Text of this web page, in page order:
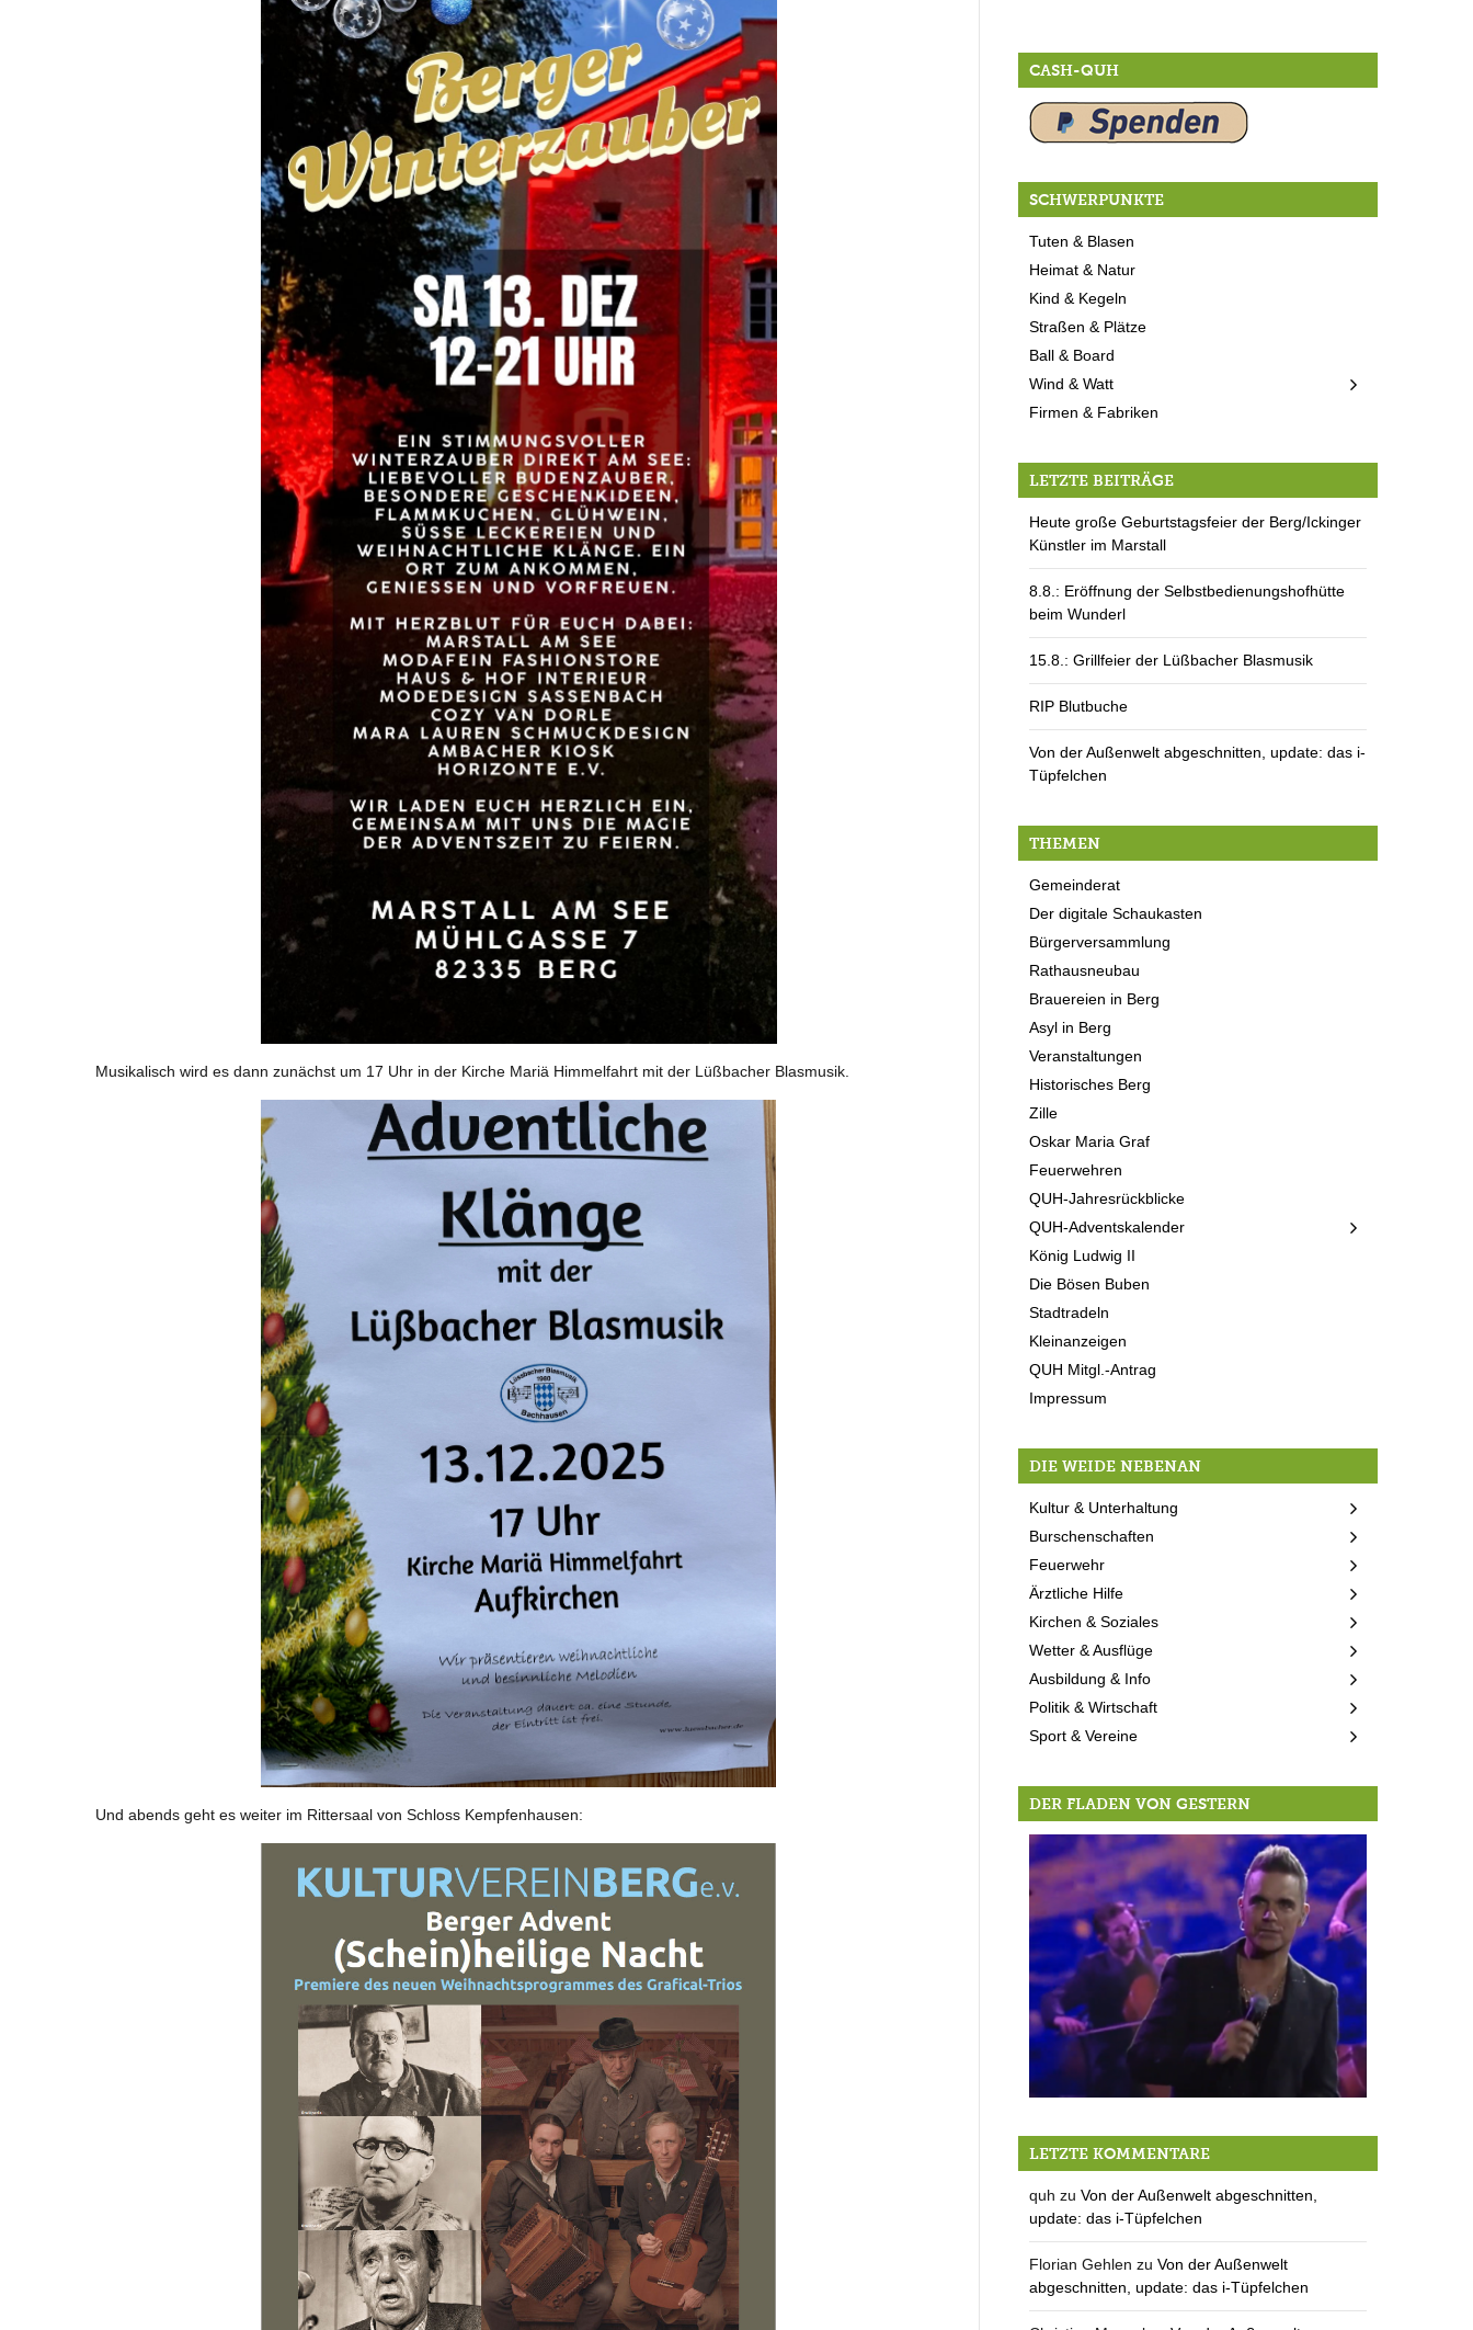
Musikalisch wird es dann zunächst um 17 Uhr in der Kirche Mariä Himmelfahrt mit der Lüßbacher Blasmusik.
Und abends geht es weiter im Rittersaal von Schloss Kempfenhausen:
CASH-QUH
SCHWERPUNKTE
Tuten & Blasen
Heimat & Natur
Kind & Kegeln
Straßen & Plätze
Ball & Board
Wind & Watt
Firmen & Fabriken
LETZTE BEITRÄGE
Heute große Geburtstagsfeier der Berg/Ickinger
Künstler im Marstall
8.8.: Eröffnung der Selbstbedienungshofhütte
beim Wunderl
15.8.: Grillfeier der Lüßbacher Blasmusik
RIP Blutbuche
Von der Außenwelt abgeschnitten, update: das i-
Tüpfelchen
THEMEN
Gemeinderat
Der digitale Schaukasten
Bürgerversammlung
Rathausneubau
Brauereien in Berg
Asyl in Berg
Veranstaltungen
Historisches Berg
Zille
Oskar Maria Graf
Feuerwehren
QUH-Jahresrückblicke
QUH-Adventskalender
König Ludwig II
Die Bösen Buben
Stadtradeln
Kleinanzeigen
QUH Mitgl.-Antrag
Impressum
DIE WEIDE NEBENAN
Kultur & Unterhaltung
Burschenschaften
Feuerwehr
Ärztliche Hilfe
Kirchen & Soziales
Wetter & Ausflüge
Ausbildung & Info
Politik & Wirtschaft
Sport & Vereine
DER FLADEN VON GESTERN
LETZTE KOMMENTARE
quh zuVon der Außenwelt abgeschnitten,
update: das i-Tüpfelchen
Florian Gehlen zuVon der Außenwelt
abgeschnitten, update: das i-Tüpfelchen